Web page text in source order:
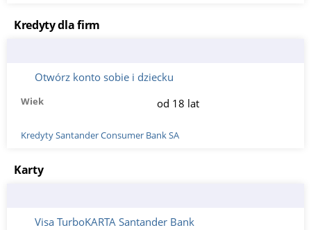
Kredyty dla firm
Otwórz konto sobie i dziecku
Wiek od 18 lat
Kredyty Santander Consumer Bank SA
Karty
Visa TurboKARTA Santander Bank